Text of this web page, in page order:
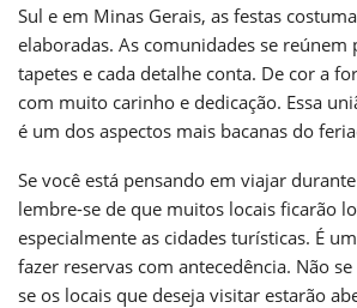
Sul e em Minas Gerais, as festas
elaboradas. As comunidades se reúnem
tapetes e cada detalhe conta. De cor a
com muito carinho e dedicação. Essa
é um dos aspectos mais bacanas do
Se você está pensando em viajar
lembre-se de que muitos locais ficarão
especialmente as cidades turísticas. É
fazer reservas com antecedência. Não
se os locais que deseja visitar estarão